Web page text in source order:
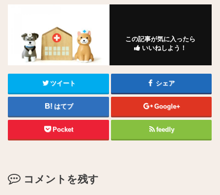
この記事が気に入ったら
いいねしよう！
ツイート シェア
はてブ Google+
Pocket feedly
コメントを残す